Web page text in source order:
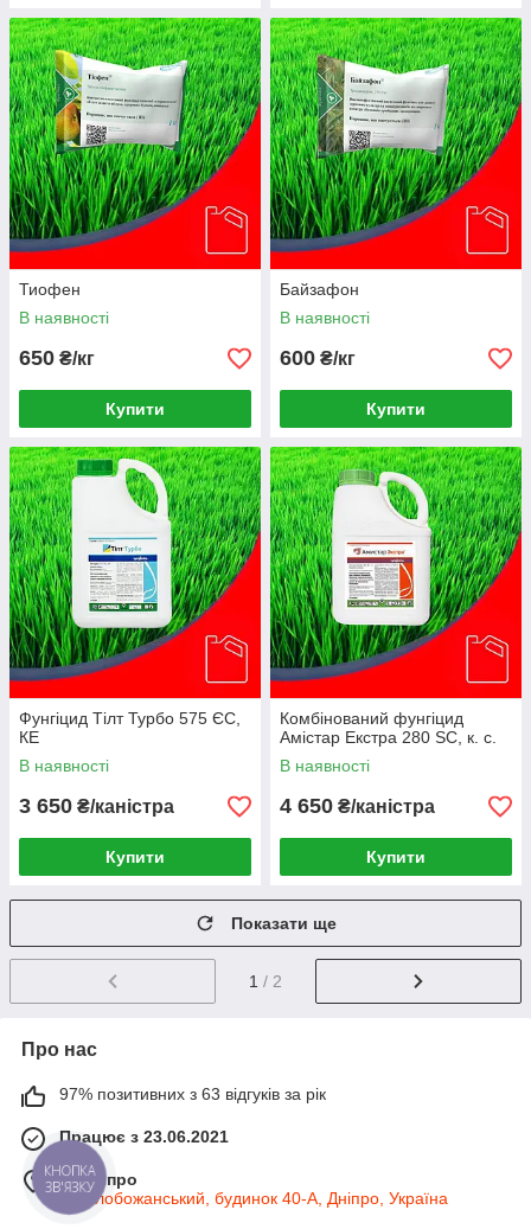
Тиофен
В наявності
650 ₴/кг
Купити
Байзафон
В наявності
600 ₴/кг
Купити
Фунгіцид Тілт Турбо 575 ЄС,
КЕ
В наявності
3 650 ₴/каністра
Купити
Комбінований фунгіцид
Амістар Екстра 280 SC, к. с.
В наявності
4 650 ₴/каністра
Купити
Показати ще
1 / 2
Про нас
97% позитивних з 63 відгуків за рік
Працює з 23.06.2021
м. Дніпро
пр.Слобожанський, будинок 40-А, Дніпро, Україна
КНОПКА
ЗВ'ЯЗКУ